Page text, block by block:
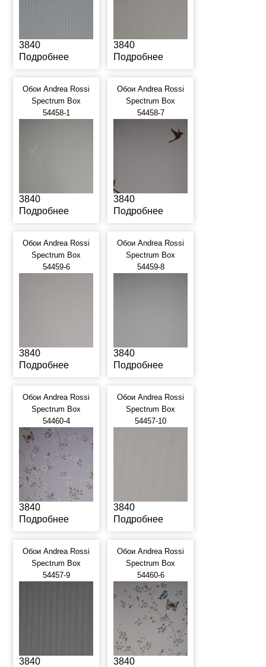
3840
Подробнее
3840
Подробнее
Обои Andrea Rossi
Spectrum Box
54458-1
3840
Подробнее
Обои Andrea Rossi
Spectrum Box
54458-7
3840
Подробнее
Обои Andrea Rossi
Spectrum Box
54459-6
3840
Подробнее
Обои Andrea Rossi
Spectrum Box
54459-8
3840
Подробнее
Обои Andrea Rossi
Spectrum Box
54460-4
3840
Подробнее
Обои Andrea Rossi
Spectrum Box
54457-10
3840
Подробнее
Обои Andrea Rossi
Spectrum Box
54457-9
3840
Обои Andrea Rossi
Spectrum Box
54460-6
3840